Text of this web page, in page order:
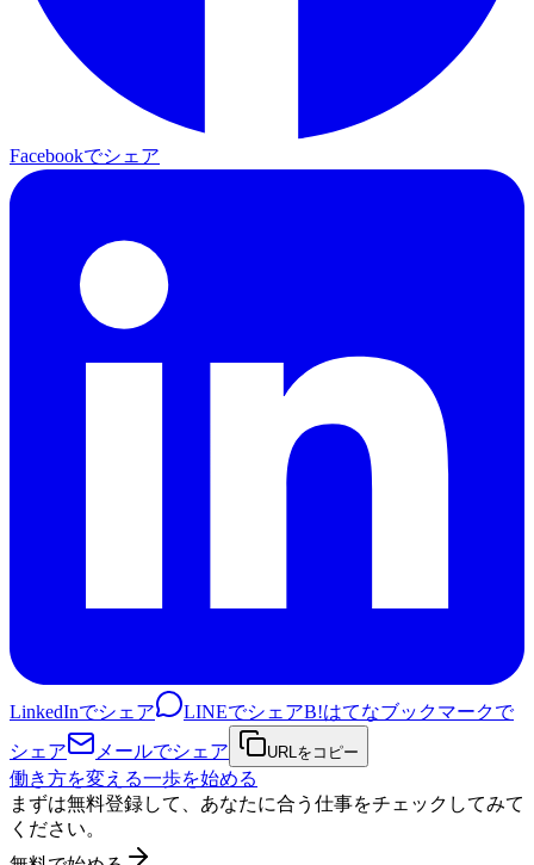
Facebookでシェア
LinkedInでシェア LINEでシェアB!はてなブックマークで
シェア
メールでシェア URLをコピー
働き方を変える一歩を始める
まずは無料登録して、あなたに合う仕事をチェックしてみて
ください。